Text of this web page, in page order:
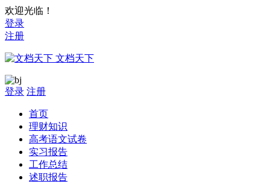
欢迎光临！
登录
注册
文档天下
登录 注册
首页
理财知识
高考语文试卷
实习报告
工作总结
述职报告